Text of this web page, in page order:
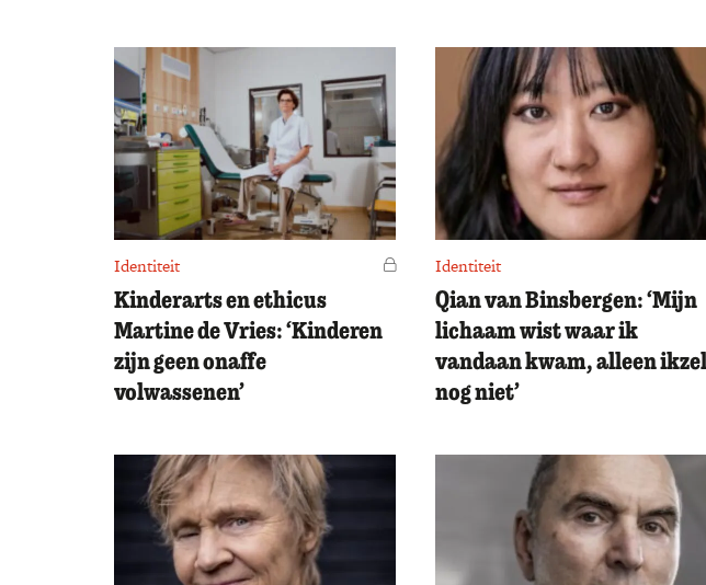
Identiteit Voor leden
Kinderarts en ethicus
Martine de Vries: ‘Kinderen
zijn geen onaffe
volwassenen’
Identiteit
Qian van Binsbergen: ‘Mijn
lichaam wist waar ik
vandaan kwam, alleen
nog niet’